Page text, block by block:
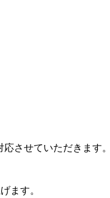
させていただきます。
ます。